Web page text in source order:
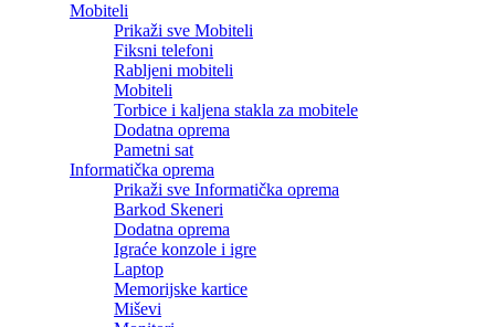
Mobiteli
Prikaži sve Mobiteli
Fiksni telefoni
Rabljeni mobiteli
Mobiteli
Torbice i kaljena stakla za mobitele
Dodatna oprema
Pametni sat
Informatička oprema
Prikaži sve Informatička oprema
Barkod Skeneri
Dodatna oprema
Igraće konzole i igre
Laptop
Memorijske kartice
Miševi